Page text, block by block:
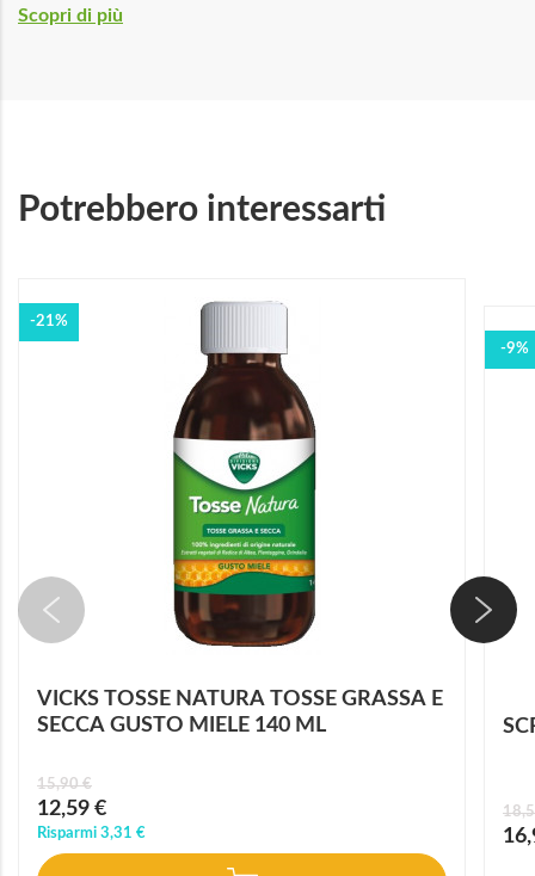
Scopri di più
Potrebbero interessarti
-21%
VICKS TOSSE NATURA TOSSE GRASSA E
SECCA GUSTO MIELE 140 ML
Prezzo
speciale
12,59 €
15,90 €
Risparmi 3,31 €
-9%